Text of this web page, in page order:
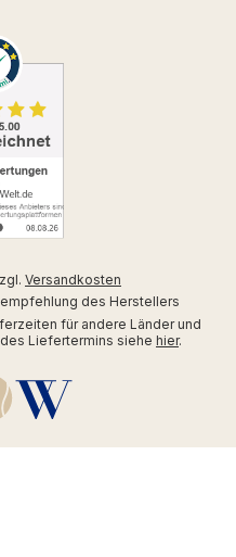
Versandkosten
des Herstellers
für andere Länder und
Liefertermins siehe hier.